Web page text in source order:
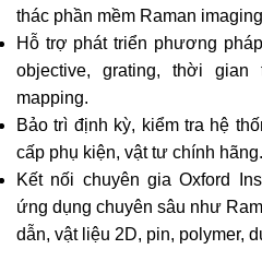
thác phần mềm Raman
Hỗ trợ phát triển phương
objective, grating, thời
mapping.
Bảo trì định kỳ, kiểm tra hệ
cấp phụ kiện, vật tư chính hãng.
Kết nối chuyên gia Oxford
ứng dụng chuyên sâu như
dẫn, vật liệu 2D, pin, polymer,